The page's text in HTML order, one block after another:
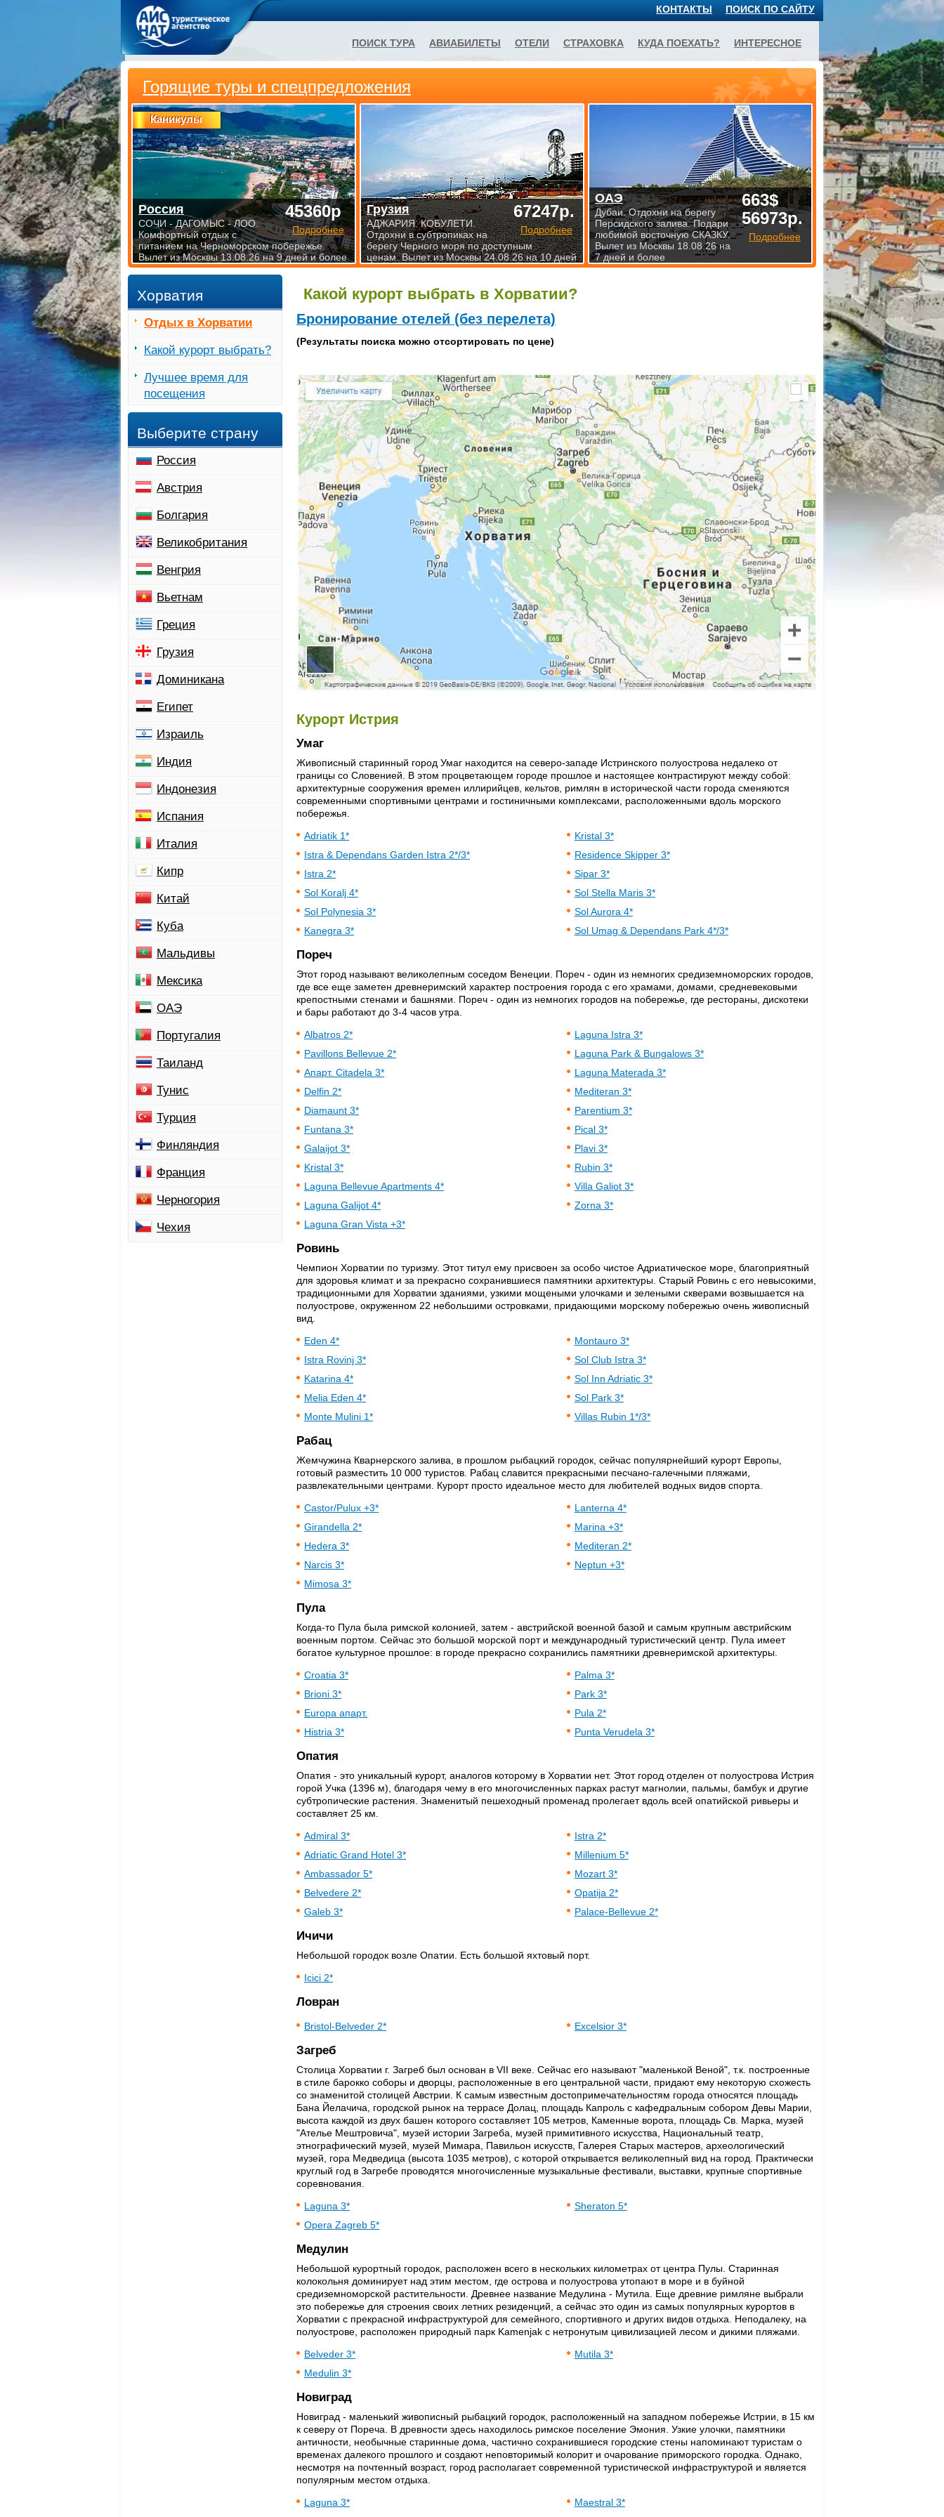
Какой курорт выбрать в Хорватии?
Бронирование отелей (без перелета)
(Результаты поиска можно отсортировать по цене)
Курорт Истрия
Умаг
Живописный старинный город Умаг находится на северо-западе Истринского полуострова недалеко от
границы со Словенией. В этом процветающем городе прошлое и настоящее контрастируют между собой:
архитектурные сооружения времен иллирийцев, кельтов, римлян в исторической части города сменяются
современными спортивными центрами и гостиничными комплексами, расположенными вдоль морского
побережья.
Adriatik 1*
Istra & Dependans Garden Istra 2*/3*
Istra 2*
Sol Koralj 4*
Sol Polynesia 3*
Kanegra 3*
Kristal 3*
Residence Skipper 3*
Sipar 3*
Sol Stella Maris 3*
Sol Aurora 4*
Sol Umag & Dependans Park 4*/3*
Пореч
Этот город называют великолепным соседом Венеции. Пореч - один из немногих средиземноморских городов,
где все еще заметен древнеримский характер построения города с его храмами, домами, средневековыми
крепостными стенами и башнями. Пореч - один из немногих городов на побережье, где рестораны, дискотеки
и бары работают до 3-4 часов утра.
Albatros 2*
Pavillons Bellevue 2*
Апарт. Citadela 3*
Delfin 2*
Diamaunt 3*
Funtana 3*
Galaijot 3*
Kristal 3*
Laguna Bellevue Apartments 4*
Laguna Galijot 4*
Laguna Gran Vista +3*
Laguna Istra 3*
Laguna Park & Bungalows 3*
Laguna Materada 3*
Mediteran 3*
Parentium 3*
Pical 3*
Plavi 3*
Rubin 3*
Villa Galiot 3*
Zorna 3*
Ровинь
Чемпион Хорватии по туризму. Этот титул ему присвоен за особо чистое Адриатическое море, благоприятный
для здоровья климат и за прекрасно сохранившиеся памятники архитектуры. Старый Ровинь с его невысокими,
традиционными для Хорватии зданиями, узкими мощеными улочками и зелеными скверами возвышается на
полуострове, окруженном 22 небольшими островками, придающими морскому побережью очень живописный
вид.
Eden 4*
Istra Rovinj 3*
Katarina 4*
Melia Eden 4*
Monte Mulini 1*
Montauro 3*
Sol Club Istra 3*
Sol Inn Adriatic 3*
Sol Park 3*
Villas Rubin 1*/3*
Рабац
Жемчужина Кварнерского залива, в прошлом рыбацкий городок, сейчас популярнейший курорт Европы,
готовый разместить 10 000 туристов. Рабац славится прекрасными песчано-галечными пляжами,
развлекательными центрами. Курорт просто идеальное место для любителей водных видов спорта.
Castor/Pulux +3*
Girandella 2*
Hedera 3*
Narcis 3*
Mimosa 3*
Lanterna 4*
Marina +3*
Mediteran 2*
Neptun +3*
Пула
Когда-то Пула была римской колонией, затем - австрийской военной базой и самым крупным австрийским
военным портом. Сейчас это большой морской порт и международный туристический центр. Пула имеет
богатое культурное прошлое: в городе прекрасно сохранились памятники древнеримской архитектуры.
Croatia 3*
Brioni 3*
Europa апарт.
Histria 3*
Palma 3*
Park 3*
Pula 2*
Punta Verudela 3*
Опатия
Опатия - это уникальный курорт, аналогов которому в Хорватии нет. Этот город отделен от полуострова Истрия
горой Учка (1396 м), благодаря чему в его многочисленных парках растут магнолии, пальмы, бамбук и другие
субтропические растения. Знаменитый пешеходный променад пролегает вдоль всей опатийской ривьеры и
составляет 25 км.
Admiral 3*
Adriatic Grand Hotel 3*
Ambassador 5*
Belvedere 2*
Galeb 3*
Istra 2*
Millenium 5*
Mozart 3*
Opatija 2*
Palace-Bellevue 2*
Ичичи
Небольшой городок возле Опатии. Есть большой яхтовый порт.
Icici 2*
Ловран
Bristol-Belveder 2* Excelsior 3*
Загреб
Столица Хорватии г. Загреб был основан в VII веке. Сейчас его называют "маленькой Веной", т.к. построенные
в стиле барокко соборы и дворцы, расположенные в его центральной части, придают ему некоторую схожесть
со знаменитой столицей Австрии. К самым известным достопримечательностям города относятся площадь
Бана Йелачича, городской рынок на террасе Долац, площадь Капроль с кафедральным собором Девы Марии,
высота каждой из двух башен которого составляет 105 метров, Каменные ворота, площадь Св. Марка, музей
"Ателье Мештровича", музей истории Загреба, музей примитивного искусства, Национальный театр,
этнографический музей, музей Мимара, Павильон искусств, Галерея Старых мастеров, археологический
музей, гора Медведица (высота 1035 метров), с которой открывается великолепный вид на город. Практически
круглый год в Загребе проводятся многочисленные музыкальные фестивали, выставки, крупные спортивные
соревнования.
Laguna 3*
Opera Zagreb 5*
Sheraton 5*
Медулин
Небольшой курортный городок, расположен всего в нескольких километрах от центра Пулы. Старинная
колокольня доминирует над этим местом, где острова и полуострова утопают в море и в буйной
средиземноморской растительности. Древнее название Медулина - Мутила. Еще древние римляне выбрали
это побережье для строения своих летних резиденций, а сейчас это один из самых популярных курортов в
Хорватии с прекрасной инфраструктурой для семейного, спортивного и других видов отдыха. Неподалеку, на
полуострове, расположен природный парк Kamenjak с нетронутым цивилизацией лесом и дикими пляжами.
Belveder 3*
Medulin 3*
Mutila 3*
Новиград
Новиград - маленький живописный рыбацкий городок, расположенный на западном побережье Истрии, в 15 км
к северу от Пореча. В древности здесь находилось римское поселение Эмония. Узкие улочки, памятники
античности, необычные старинные дома, частично сохранившиеся городские стены напоминают туристам о
временах далекого прошлого и создают неповторимый колорит и очарование приморского городка. Однако,
несмотря на почтенный возраст, город располагает современной туристической инфраструктурой и является
популярным местом отдыха.
Laguna 3*
Maestral 3*
Хорватия
Отдых в Хорватии
Какой курорт выбрать?
Лучшее время для
посещения
Выберите страну
Россия
Австрия
Болгария
Великобритания
Венгрия
Вьетнам
Греция
Грузия
Доминикана
Египет
Израиль
Индия
Индонезия
Испания
Италия
Кипр
Китай
Куба
Мальдивы
Мексика
ОАЭ
Португалия
Таиланд
Тунис
Турция
Финляндия
Франция
Черногория
Чехия
Горящие туры и спецпредложения
Каникулы
45360р
Подробнее
Россия
СОЧИ - ДАГОМЫС - ЛОО.
Комфортный отдых с
питанием на Черноморском побережье.
Вылет из Москвы 13.08.26 на 9 дней и более
67247р.
Подробнее
Грузия
АДЖАРИЯ. КОБУЛЕТИ.
Отдохни в субтропиках на
берегу Черного моря по доступным
ценам. Вылет из Москвы 24.08.26 на 10 дней
663$
56973р.
Подробнее
ОАЭ
Дубаи. Отдохни на берегу
Персидского залива. Подари
любимой восточную СКАЗКУ.
Вылет из Москвы 18.08.26 на
7 дней и более
ПОИСК ПО САЙТУ
КОНТАКТЫ
ПОИСК ТУРА АВИАБИЛЕТЫ ОТЕЛИ СТРАХОВКА КУДА ПОЕХАТЬ? ИНТЕРЕСНОЕ